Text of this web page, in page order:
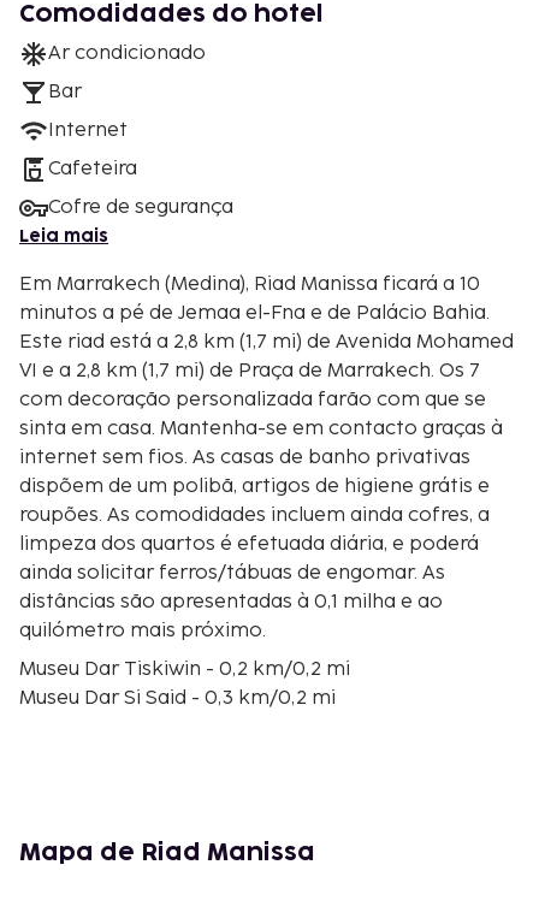
Comodidades do hotel
Ar condicionado
Bar
Internet
Cafeteira
Cofre de segurança
Leia mais
Em Marrakech (Medina), Riad Manissa ficará a 10
minutos a pé de Jemaa el-Fna e de Palácio Bahia.
Este riad está a 2,8 km (1,7 mi) de Avenida Mohamed
VI e a 2,8 km (1,7 mi) de Praça de Marrakech. Os 7
com decoração personalizada farão com que se
sinta em casa. Mantenha-se em contacto graças à
internet sem fios. As casas de banho privativas
dispõem de um polibã, artigos de higiene grátis e
roupões. As comodidades incluem ainda cofres, a
limpeza dos quartos é efetuada diária, e poderá
ainda solicitar ferros/tábuas de engomar. As
distâncias são apresentadas à 0,1 milha e ao
quilómetro mais próximo.
Museu Dar Tiskiwin - 0,2 km/0,2 mi
Museu Dar Si Said - 0,3 km/0,2 mi
Palácio Bahia - 0,5 km/0,3 mi
Palácio El Badi - 0,6 km/0,4 mi
Mapa de Riad Manissa